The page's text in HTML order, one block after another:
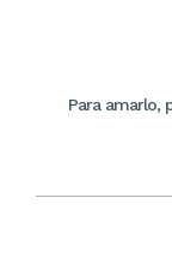
Para amarlo,